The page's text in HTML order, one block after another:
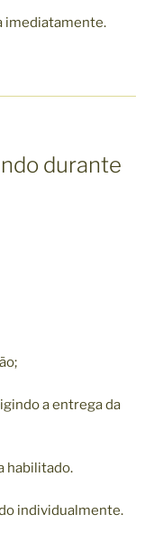
imediatamente.
durante
a entrega da
habilitado.
individualmente.